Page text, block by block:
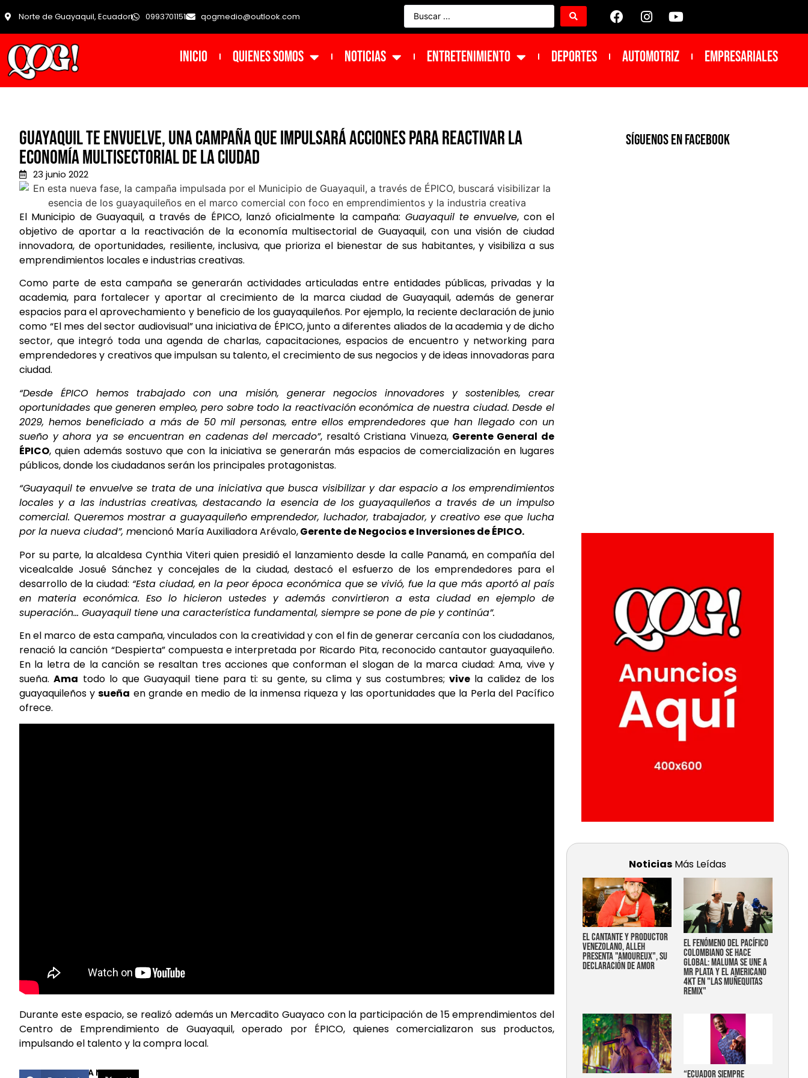
Norte de Guayaquil, Ecuador 0993701151 qogmedio@outlook.com
INICIO Quienes Somos NOTICIAS ENTRETENIMIENTO DEPORTES Automotriz Empresariales
Guayaquil te envuelve, una campaña que impulsará acciones para reactivar la
economía multisectorial de la ciudad
23 junio 2022
El Municipio de Guayaquil, a través de ÉPICO, lanzó oficialmente la campaña: Guayaquil te envuelve, con el
objetivo de aportar a la reactivación de la economía multisectorial de Guayaquil, con una visión de ciudad
innovadora, de oportunidades, resiliente, inclusiva, que prioriza el bienestar de sus habitantes, y visibiliza a sus
emprendimientos locales e industrias creativas.
Como parte de esta campaña se generarán actividades articuladas entre entidades públicas, privadas y la
academia, para fortalecer y aportar al crecimiento de la marca ciudad de Guayaquil, además de generar
espacios para el aprovechamiento y beneficio de los guayaquileños. Por ejemplo, la reciente declaración de junio
como “El mes del sector audiovisual” una iniciativa de ÉPICO, junto a diferentes aliados de la academia y de dicho
sector, que integró toda una agenda de charlas, capacitaciones, espacios de encuentro y networking para
emprendedores y creativos que impulsan su talento, el crecimiento de sus negocios y de ideas innovadoras para
ciudad.
“Desde ÉPICO hemos trabajado con una misión, generar negocios innovadores y sostenibles, crear
oportunidades que generen empleo, pero sobre todo la reactivación económica de nuestra ciudad. Desde el
2029, hemos beneficiado a más de 50 mil personas, entre ellos emprendedores que han llegado con un
sueño y ahora ya se encuentran en cadenas del mercado”, resaltó Cristiana Vinueza, Gerente General de
ÉPICO, quien además sostuvo que con la iniciativa se generarán más espacios de comercialización en lugares
públicos, donde los ciudadanos serán los principales protagonistas.
“Guayaquil te envuelve se trata de una iniciativa que busca visibilizar y dar espacio a los emprendimientos
locales y a las industrias creativas, destacando la esencia de los guayaquileños a través de un impulso
comercial. Queremos mostrar a guayaquileño emprendedor, luchador, trabajador, y creativo ese que lucha
por la nueva ciudad”, mencionó María Auxiliadora Arévalo,Gerente de Negocios e Inversiones de ÉPICO.
Por su parte, la alcaldesa Cynthia Viteri quien presidió el lanzamiento desde la calle Panamá, en compañía del
vicealcalde Josué Sánchez y concejales de la ciudad, destacó el esfuerzo de los emprendedores para el
desarrollo de la ciudad: “Esta ciudad, en la peor época económica que se vivió, fue la que más aportó al país
en materia económica. Eso lo hicieron ustedes y además convirtieron a esta ciudad en ejemplo de
superación… Guayaquil tiene una característica fundamental, siempre se pone de pie y continúa”.
En el marco de esta campaña, vinculados con la creatividad y con el fin de generar cercanía con los ciudadanos,
renació la canción “Despierta” compuesta e interpretada por Ricardo Pita, reconocido cantautor guayaquileño.
En la letra de la canción se resaltan tres acciones que conforman el slogan de la marca ciudad: Ama, vive y
sueña.Ama todo lo que Guayaquil tiene para ti: su gente, su clima y sus costumbres; vive la calidez de los
guayaquileños ysueña en grande en medio de la inmensa riqueza y las oportunidades que la Perla del Pacífico
ofrece.
Durante este espacio, se realizó además un Mercadito Guayaco con la participación de 15 emprendimientos del
Centro de Emprendimiento de Guayaquil, operado por ÉPICO, quienes comercializaron sus productos,
impulsando el talento y la compra local.
COMPARTIR ESTA NOTICIA
SíGUENOS EN FACEBOOK
Noticias Más Leídas
EL CANTANTE Y PRODUCTOR
VENEZOLANO, ALLEH
PRESENTA "AMOUREUX", SU
DECLARACIÓN DE AMOR
EL FENÓMENO DEL PACÍFICO
COLOMBIANO SE HACE
GLOBAL: MALUMA SE UNE A
MR PLATA Y EL AMERICANO
4KT EN "LAS MUÑEQUITAS
REMIX"
“Ecuador siempre